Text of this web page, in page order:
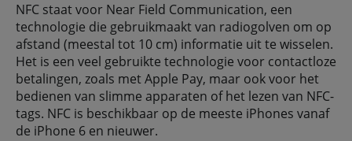
NFC staat voor Near Field Communication, een
technologie die gebruikmaakt van radiogolven om op
afstand (meestal tot 10 cm) informatie uit te wisselen.
Het is een veel gebruikte technologie voor contactloze
betalingen, zoals met Apple Pay, maar ook voor het
bedienen van slimme apparaten of het lezen van NFC-
tags. NFC is beschikbaar op de meeste iPhones vanaf
de iPhone 6 en nieuwer.